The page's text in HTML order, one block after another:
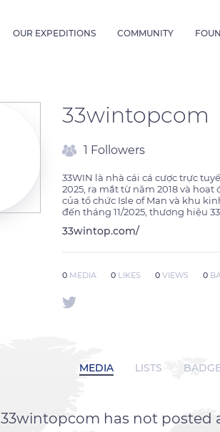
OUR EXPEDITIONS COMMUNITY
33wintopcom
1 Followers
33WIN là nhà cái cá cược trực
2025, ra mắt từ năm 2018 và
của tổ chức Isle of Man và khu
đến tháng 11/2025, thương hiệu
33wintop.com/
0 MEDIA 0 LIKES 0 VIEWS 0
MEDIA LISTS
33wintopcom has not posted